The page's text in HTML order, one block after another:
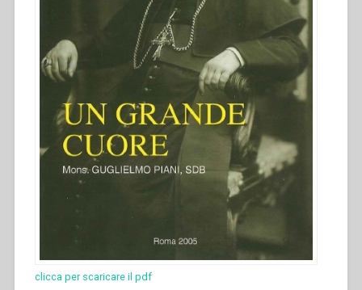
clicca per scaricare il pdf